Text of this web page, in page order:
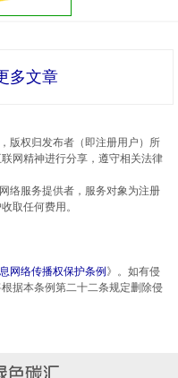
多文章
版权归发布者（即注册用户）所
网精神进行分享，遵守相关法律
络服务提供者，服务对象为注册
取任何费用。
网络传播权保护条例 》。如有侵
据本条例第二十二条规定删除侵